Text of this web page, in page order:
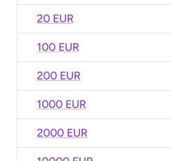
20 EUR
100 EUR
200 EUR
1000 EUR
2000 EUR